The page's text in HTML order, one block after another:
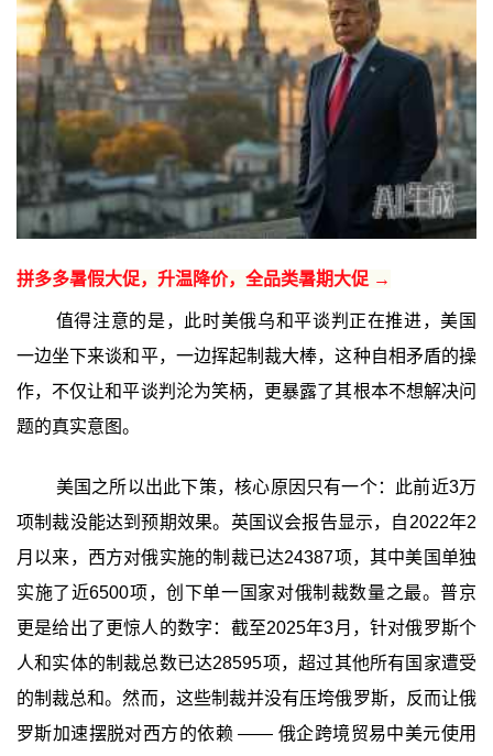
拼多多暑假大促，升温降价，全品类暑期大促 →
值得注意的是，此时美俄乌和平谈判正在推进，美国
一边坐下来谈和平，一边挥起制裁大棒，这种自相矛盾的操
作，不仅让和平谈判沦为笑柄，更暴露了其根本不想解决问
题的真实意图。
美国之所以出此下策，核心原因只有一个：此前近3万
项制裁没能达到预期效果。英国议会报告显示，自2022年2
月以来，西方对俄实施的制裁已达24387项，其中美国单独
实施了近6500项，创下单一国家对俄制裁数量之最。普京
更是给出了更惊人的数字：截至2025年3月，针对俄罗斯个
人和实体的制裁总数已达28595项，超过其他所有国家遭受
的制裁总和。然而，这些制裁并没有压垮俄罗斯，反而让俄
罗斯加速摆脱对西方的依赖 —— 俄企跨境贸易中美元使用